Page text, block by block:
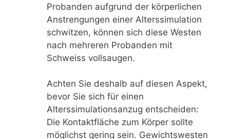
Probanden aufgrund der körperlichen
Anstrengungen einer Alterssimulation
schwitzen, können sich diese Westen
nach mehreren Probanden mit
Schweiss vollsaugen.
Achten Sie deshalb auf diesen Aspekt,
bevor Sie sich für einen
Alterssimulationsanzug entscheiden:
Die Kontaktfläche zum Körper sollte
möglichst gering sein. Gewichtswesten